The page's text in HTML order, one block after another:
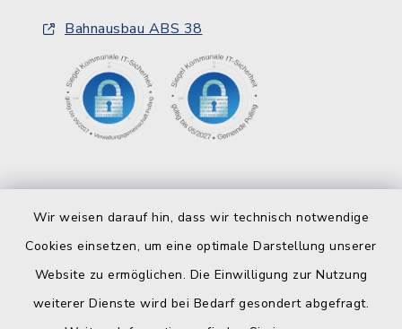
Wir weisen darauf hin, dass wir technisch notwendige
Cookies einsetzen, um eine optimale Darstellung unserer
Website zu ermöglichen. Die Einwilligung zur Nutzung
weiterer Dienste wird bei Bedarf gesondert abgefragt.
Bahnausbau ABS 38